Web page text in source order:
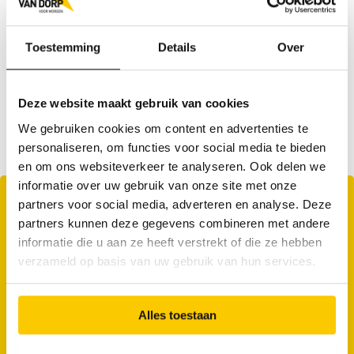
Toestemming Details Over
Deze website maakt gebruik van cookies
We gebruiken cookies om content en advertenties te
personaliseren, om functies voor social media te bieden
en om ons websiteverkeer te analyseren. Ook delen we
informatie over uw gebruik van onze site met onze
partners voor social media, adverteren en analyse. Deze
partners kunnen deze gegevens combineren met andere
informatie die u aan ze heeft verstrekt of die ze hebben
verzameld op basis van uw gebruik van hun services.
Alles toestaan
flexibel ingesteld bent. Bovendien heb je alles onder
controle. Ze maken jou niets wijs!
Een technische achtergrond of werkervaring als monteur
nodig hebt, heb je altijd collega’s om op terug te vallen!
Dit krijg je
Altijd op tijd je geld.En volgens de cao technisch
installatiebedrijf.
25 vakantie- en 13 ADV-dagen.Werken is leuk,
maar vrij zijn ook.